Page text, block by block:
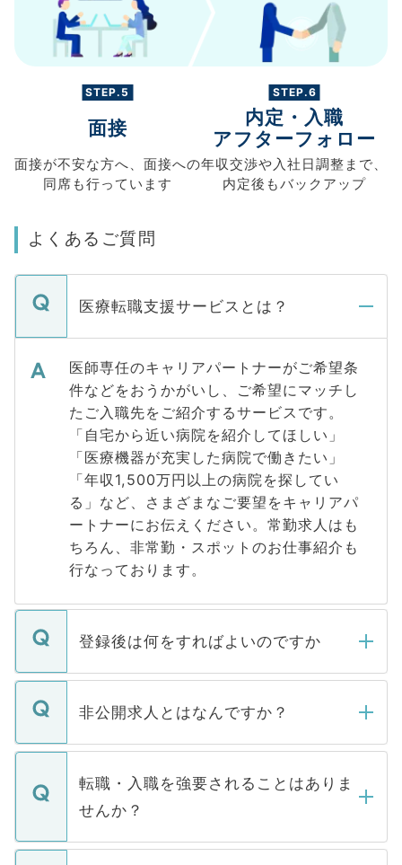
STEP.5
面接
面接が不安な方へ、 面接への
同席も行っています
STEP.6
内定・入職
アフターフォロー
年収交渉や入社日調整まで、
内定後もバックアップ
よくあるご質問
医療転職支援サービスとは？
医師専任のキャリアパートナーがご希望条
件などをおうかがいし、ご希望にマッチし
たご入職先をご紹介するサービスです。
「自宅から近い病院を紹介してほしい」
「医療機器が充実した病院で働きたい」
「年収1,500万円以上の病院を探してい
る」など、さまざまなご要望をキャリアパ
ートナーにお伝えください。常勤求人はも
ちろん、非常勤・スポットのお仕事紹介も
行なっております。
登録後は何をすればよいのですか
ご登録いただきましたら、弊社担当者がご
登録内容を確認し、その後メールもしくは
ます。通常、5営業日以内にはご連絡をせて
いただきますので、しばらくお待ちくださ
非公開求人とはなんですか？
マイナビDOCTORで取り扱っている求人の
うち約3割は、Webサイトからご覧いただ
けない「非公開求人」です。非公開求人は
下記の理由によって、一般には公開してい
ません。
転職・入職を強要されることはありま
せんか？
転職・入職を強要することは一切ありませ